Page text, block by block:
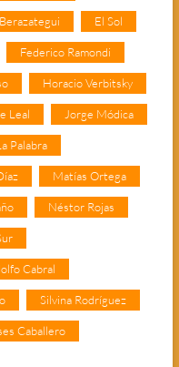
El Sol
Federico Ramondi
Horacio Verbitsky
Leal Jorge Módica
Palabra
Matías Ortega
Néstor Rojas
Cabral
Silvina Rodríguez
Caballero